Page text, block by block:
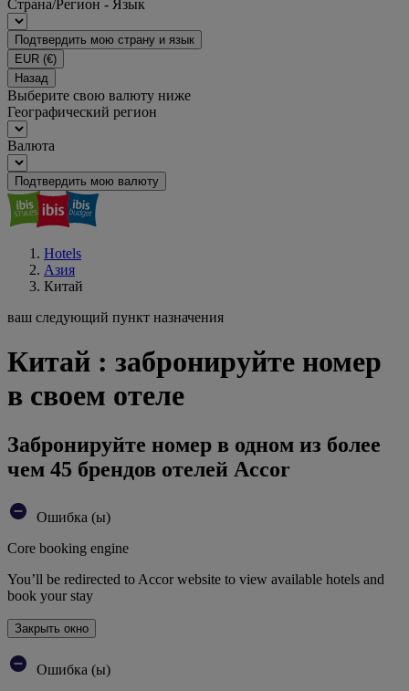
Страна/Регион - Язык
Подтвердить мою страну и язык
EUR (€)
Назад
Выберите свою валюту ниже
Географический регион
Валюта
Подтвердить мою валюту
Hotels
Азия
Китай
ваш следующий пункт назначения
Китай : забронируйте номер
в своем отеле
Забронируйте номер в одном из более
чем 45 брендов отелей Accor
Ошибка (ы)
Core booking engine
You’ll be redirected to Accor website to view available hotels and
book your stay
Закрыть окно
Ошибка (ы)